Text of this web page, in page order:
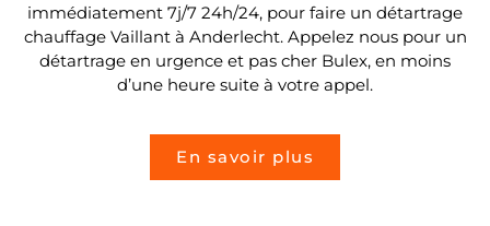
immédiatement 7j/7 24h/24, pour faire un détartrage
chauffage Vaillant à Anderlecht. Appelez nous pour un
détartrage en urgence et pas cher Bulex, en moins
d’une heure suite à votre appel.
En savoir plus